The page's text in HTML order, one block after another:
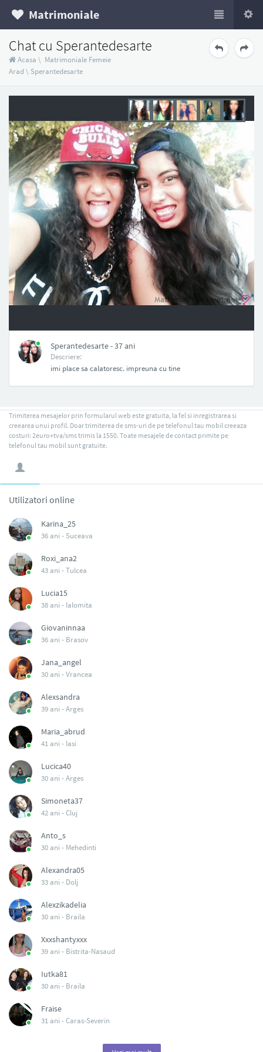
Matrimoniale
Chat cu Sperantedesarte
Acasa \ Matrimoniale Femeie
Arad \ Sperantedesarte
Sperantedesarte - 37 ani
Descriere:
imi place sa calatoresc. impreuna cu tine
Trimiterea mesajelor prin formularul web este gratuita, la fel si inregistrarea si
creearea unui profil. Doar trimiterea de sms-uri de pe telefonul tau mobil creeaza
costuri: 2euro+tva/sms trimis la 1550. Toate mesajele de contact primite pe
telefonul tau mobil sunt gratuite.
Utilizatori online
Karina_25
36 ani - Suceava
Roxi_ana2
43 ani -Tulcea
Lucia15
38 ani - Ialomita
Giovaninnaa
36 ani - Brasov
Jana_angel
30 ani -Vrancea
Alexsandra
39 ani -Arges
Maria_abrud
41 ani - Iasi
Lucica40
30 ani -Arges
Simoneta37
42 ani -Cluj
Anto_s
30 ani - Mehedinti
Alexandra05
33 ani - Dolj
Alexzikadelia
30 ani - Braila
Xxxshantyxxx
39 ani - Bistrita-Nasaud
Iutka81
30 ani - Braila
Fraise
31 ani -Caras-Severin